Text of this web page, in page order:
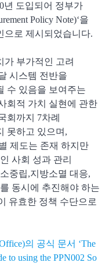
년 도입되어 정부가
Policy Note)‘을
으로 제시되었습니다.
가 부가적인 고려
시스템 전반을
수 있음을 보여주는
회적 가치 실현에 관한
회까지 7차례
못하고 있으며,
제도는 존재 하지만
사회 성과 관리
중립,지방소멸 대응,
동시에 추진해야 하는
유효한 정책 수단으로
의 공식 문서 ‘The
to using the PPN002 So